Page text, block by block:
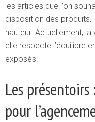
les articles que l’on
disposition des produits,
hauteur. Actuellement,
elle respecte l’équilibre
exposés.
Les
pour